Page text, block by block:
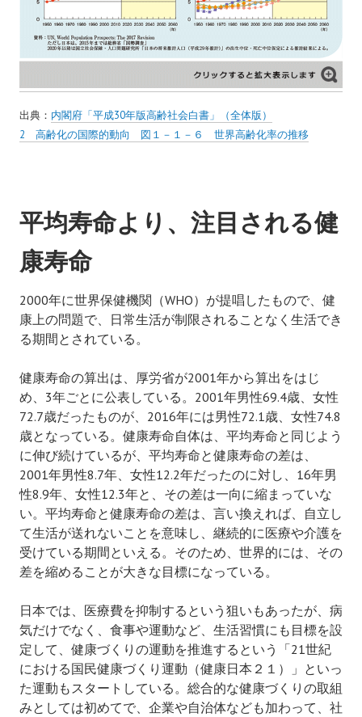
出典： 内閣府「平成30年版高齢社会白書」（全体版）
2 高齢化の国際的動向 図１－１－６ 世界高齢化率の推移
平均寿命より、注目される健
康寿命
2000年に世界保健機関（WHO）が提唱したもので、健
康上の問題で、日常生活が制限されることなく生活でき
る期間とされている。
健康寿命の算出は、厚労省が2001年から算出をはじ
め、3年ごとに公表している。2001年男性69.4歳、女性
72.7歳だったものが、2016年には男性72.1歳、女性74.8
歳となっている。健康寿命自体は、平均寿命と同じよう
に伸び続けているが、平均寿命と健康寿命の差は、
2001年男性8.7年、女性12.2年だったのに対し、16年男
性8.9年、女性12.3年と、その差は一向に縮まっていな
い。平均寿命と健康寿命の差は、言い換えれば、自立し
て生活が送れないことを意味し、継続的に医療や介護を
受けている期間といえる。そのため、世界的には、その
差を縮めることが大きな目標になっている。
日本では、医療費を抑制するという狙いもあったが、病
気だけでなく、食事や運動など、生活習慣にも目標を設
定して、健康づくりの運動を推進するという「21世紀
における国民健康づくり運動（健康日本２１）」といっ
た運動もスタートしている。総合的な健康づくりの取組
みとしては初めてで、企業や自治体なども加わって、社